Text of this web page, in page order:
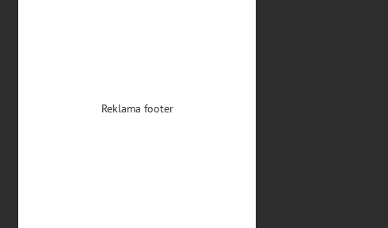
Reklama footer